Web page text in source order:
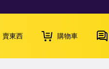
賣東西 購物車